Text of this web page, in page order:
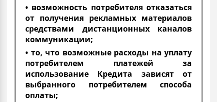
• возможность потребителя отказаться
от получения рекламных материалов
средствами дистанционных каналов
коммуникации;
• то, что возможные расходы на уплату
потребителем платежей за
использование Кредита зависят от
выбранного потребителем способа
оплаты;